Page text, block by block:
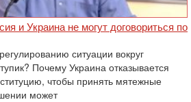
и Украина не могут договориться по
ситуации вокруг
Почему Украина отказывается
чтобы принять мятежные
может